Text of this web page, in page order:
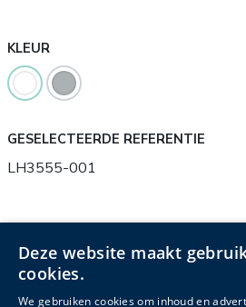
KLEUR
GESELECTEERDE REFERENTIE
LH3555-001
Productinfo Verpakkingsinfo
Gerelateerde producten
Deze website maakt
cookies.
We gebruiken cookies om inhoud en